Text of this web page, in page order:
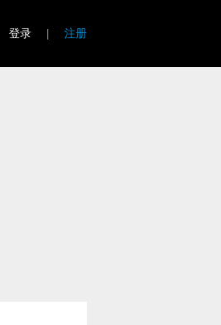
登录 注册